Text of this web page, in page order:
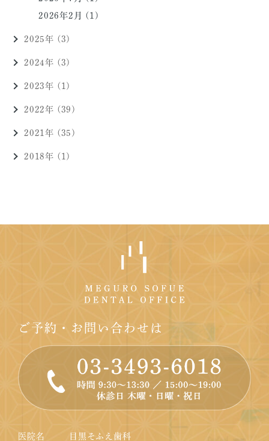
2026年2月 (1)
2025年 (3)
2024年 (3)
2023年 (1)
2022年 (39)
2021年 (35)
2018年 (1)
ご予約・お問い合わせは
医院名
目黒そふえ歯科